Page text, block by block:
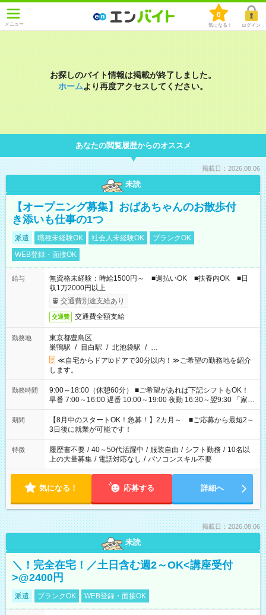
メニュー
0
気になる！ ログイン
お探しのバイト情報は掲載が終了しました。
ホームより再度アクセスしてください。
あなたの閲覧履歴からのオススメ
掲載日：2026.08.06
未読
【オープニング募集】おばあちゃんのお散歩付
き添いも仕事の1つ
派遣 職種未経験OK 社会人未経験OK
ブランクOK
WEB登録・面接OK
給与
無資格未経験：時給1500円～ ■週払いOK ■扶養内OK ■日
収1万2000円以上
交通費別途支給あり
交通費 交通費全額支給
勤務地
東京都豊島区
巣鴨駅 / 目白駅 / 北池袋駅 / …
≪自宅からドアtoドアで30分以内！≫ご希望の勤務地を紹介
します。
勤務時間
9:00～18:00（休憩60分） ■ご希望があれば下記シフトもOK！
早番 7:00～16:00 遅番 10:00～19:00 夜勤 16:30～翌9:30 「家族
と休みを合わせたい」 「余裕を持って夕飯の準備がしたい」
「できれば残業はしたくない」 など、ご希望を教えてください
ね。 ※Wワーク希望の方へ 今ご覧のお仕事で希望する勤務時間
と、もう1つのお仕事の勤務時間。 合計で週40時間を超える場
合は応募できません。
期間
【8月中のスタートOK！急募！】2カ月～ ■ご応募から最短2～
3日後に就業が可能です！
特徴 履歴書不要 / 40～50代活躍中 / 服装自由 / シフト勤務 / 10名以
上の大量募集 / 電話対応なし / パソコンスキル不要
気になる！ 応募する 詳細へ
掲載日：2026.08.06
未読
＼！完全在宅！／土日含む週2～OK<講座受付
>@2400円
派遣 ブランクOK WEB登録・面接OK